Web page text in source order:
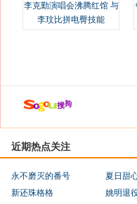
李克勤演唱会沸腾红馆 与
李玟比拼电臀技能
近期热点关注
永不磨灭的番号 夏日甜
新还珠格格
姚明退